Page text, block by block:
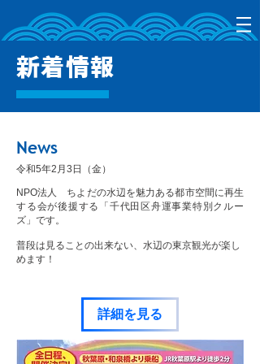
新着情報
News
​令和5年2月3日（金）
NPO法人 ちよだの水辺を魅力ある都市空間に再生
する会が後援する「千代田区舟運事業特別クルー
ズ」です。
普段は見ることの出来ない、水辺の東京観光が楽し
めます！
詳細を見る